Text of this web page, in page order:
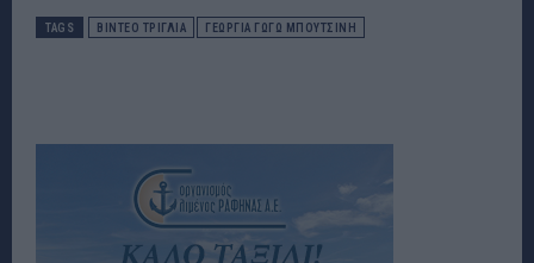
TAGS ΒΙΝΤΕΟ ΤΡΙΓΛΙΑ ΓΕΩΡΓΊΑ ΓΩΓΏ ΜΠΟΥΤΣΊΝΗ